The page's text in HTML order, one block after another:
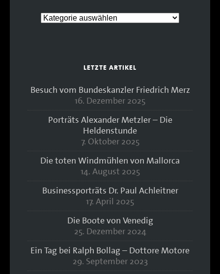
LETZTE ARTIKEL
Besuch vom Bundeskanzler Friedrich Merz
16. Dezember 2025
Porträts Alexander Metzler – Die
Heldenstunde
7. Oktober 2025
Die toten Windmühlen von Mallorca
14. August 2025
Businessporträts Dr. Paul Achleitner
17. April 2025
Die Boote von Venedig
25. Dezember 2024
Ein Tag bei Ralph Bollag – Dottore Motore
29. September 2023